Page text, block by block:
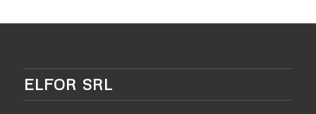
ELFOR SRL